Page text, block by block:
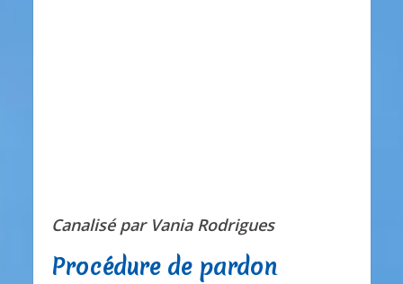
Canalisé par Vania Rodrigues
Procédure de pardon